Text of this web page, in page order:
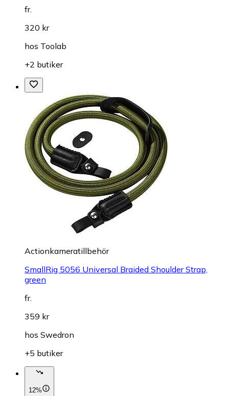
fr.
320 kr
hos Toolab
+2 butiker
Actionkameratillbehör
SmallRig 5056 Universal Braided Shoulder Strap,
green
fr.
359 kr
hos Swedron
+5 butiker
12%